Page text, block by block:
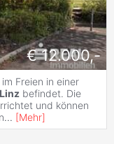
€ 12.000,-
Freien in einer
Linz befindet. Die
und können
... [Mehr]